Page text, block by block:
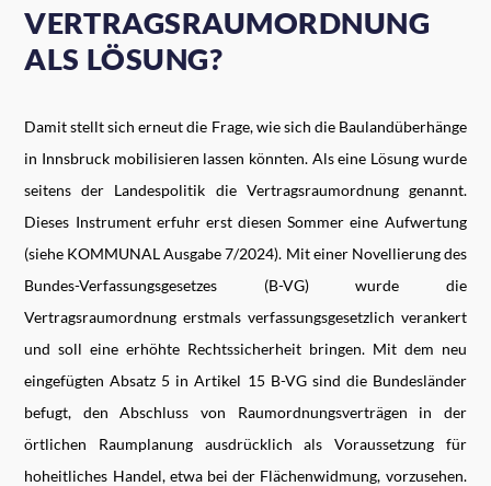
VERTRAGSRAUMORDNUNG
ALS LÖSUNG?
Damit stellt sich erneut die Frage, wie sich die Baulandüberhänge
in Innsbruck mobilisieren lassen könnten. Als eine Lösung wurde
seitens der Landespolitik die Vertragsraumordnung genannt.
Dieses Instrument erfuhr erst diesen Sommer eine Aufwertung
(siehe KOMMUNAL Ausgabe 7/2024). Mit einer Novellierung des
Bundes-Verfassungsgesetzes (B-VG) wurde die
Vertragsraumordnung erstmals verfassungsgesetzlich verankert
und soll eine erhöhte Rechtssicherheit bringen. Mit dem neu
eingefügten Absatz 5 in Artikel 15 B-VG sind die Bundesländer
befugt, den Abschluss von Raumordnungsverträgen in der
örtlichen Raumplanung ausdrücklich als Voraussetzung für
hoheitliches Handel, etwa bei der Flächenwidmung, vorzusehen.